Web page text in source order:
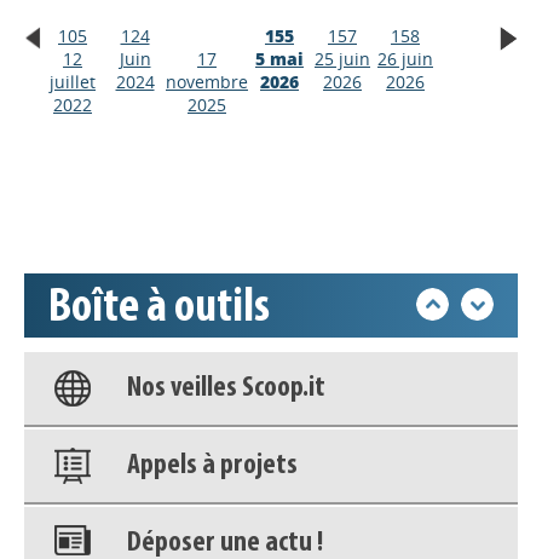
105
12
juillet
2022
124
Juin
2024
17
novembre
2025
155
5 mai
2026
157
25 juin
2026
158
26 juin
2026
Boîte à outils
Appels à projets
Base documentaire
Nos veilles Scoop.it
Appels à projets
Déposer une actu !